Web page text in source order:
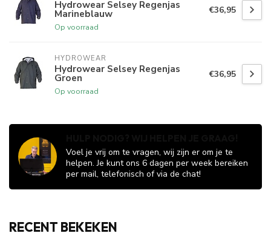
Hydrowear Selsey Regenjas
Marineblauw
Op voorraad
€36,95
HYDROWEAR
Hydrowear Selsey Regenjas
Groen
Op voorraad
€36,95
Voel je vrij om te vragen, wij zijn er om je te
helpen. Je kunt ons 6 dagen per week bereiken
per mail, telefonisch of via de chat!
RECENT BEKEKEN